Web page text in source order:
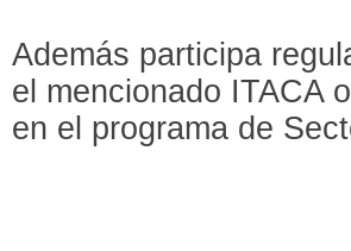
Además participa
el mencionado ITACA
en el programa de